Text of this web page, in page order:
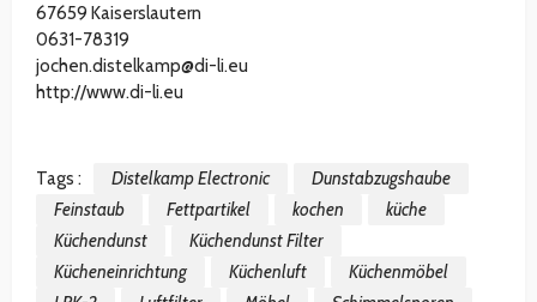
67659 Kaiserslautern
0631-78319
jochen.distelkamp@di-li.eu
http://www.di-li.eu
Tags : Distelkamp Electronic
Dunstabzugshaube
Feinstaub
Fettpartikel kochen
küche
Küchendunst
Küchendunst Filter
Kücheneinrichtung
Küchenluft
Küchenmöbel